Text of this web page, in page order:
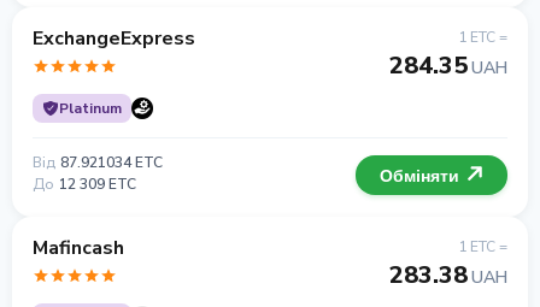
ExchangeExpress
Platinum
1 ETC =
284.35UAH
Від 87.921034 ETC
До 12 309 ETC Обміняти
Mafincash 1 ETC =
283.38UAH